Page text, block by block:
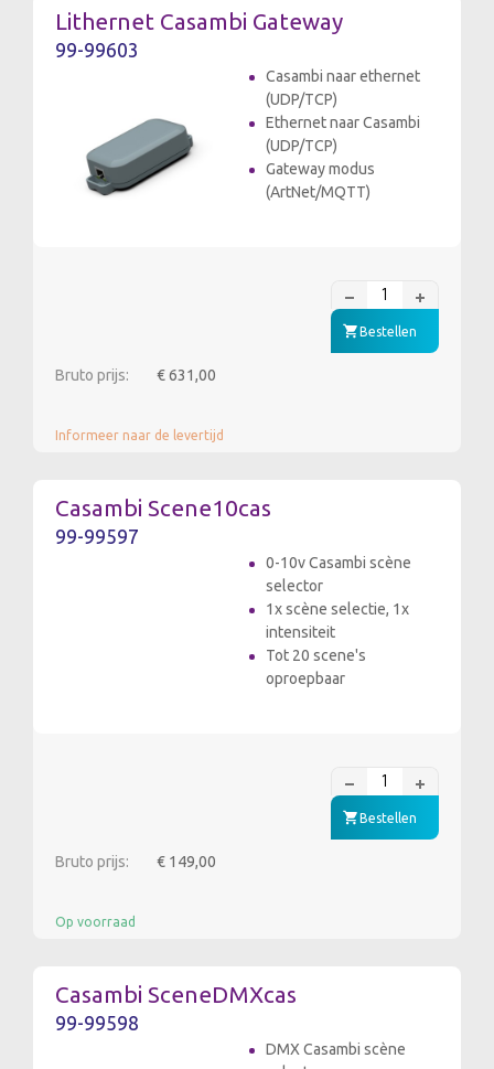
Lithernet Casambi Gateway
99-99603
Casambi naar ethernet
(UDP/TCP)
Ethernet naar Casambi
(UDP/TCP)
Gateway modus
(ArtNet/MQTT)
Bestellen
Bruto prijs: € 631,00
Informeer naar de levertijd
Casambi Scene10cas
99-99597
0-10v Casambi scène
selector
1x scène selectie, 1x
intensiteit
Tot 20 scene's
oproepbaar
Bestellen
Bruto prijs: € 149,00
Op voorraad
Casambi SceneDMXcas
99-99598
DMX Casambi scène